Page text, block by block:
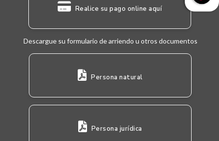
Realice su pago online aquí
Descargue su formulario de arriendo u otros documentos
Persona natural
Persona jurídica